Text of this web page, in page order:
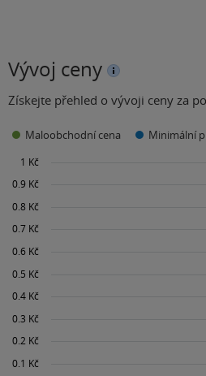
Vývoj ceny
Získejte přehled o vývoji ceny za
Maloobchodní cena Minimální